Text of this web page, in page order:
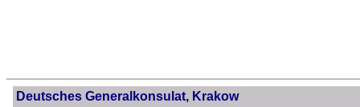
Deutsches Generalkonsulat, Krakow